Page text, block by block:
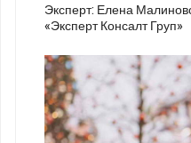
Эксперт: Елена
«Эксперт Консалт Груп»